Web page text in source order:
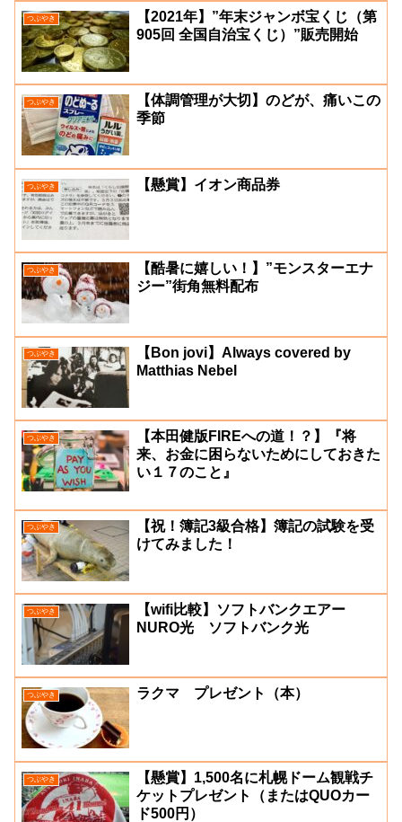
つぶやき
【2021年】”年末ジャンボ宝くじ（第
905回 全国自治宝くじ）”販売開始
つぶやき
【体調管理が大切】のどが、痛いこの
季節
つぶやき 【懸賞】イオン商品券
つぶやき
【酷暑に嬉しい！】”モンスターエナ
ジー”街角無料配布
つぶやき
【Bon jovi】Always covered by
Matthias Nebel
つぶやき
【本田健版FIREへの道！？】『将
来、お金に困らないためにしておきた
い１７のこと』
つぶやき
【祝！簿記3級合格】簿記の試験を受
けてみました！
つぶやき
【wifi比較】ソフトバンクエアー
NURO光 ソフトバンク光
つぶやき ラクマ プレゼント（本）
つぶやき
【懸賞】1,500名に札幌ドーム観戦チ
ケットプレゼント（またはQUOカー
ド500円）